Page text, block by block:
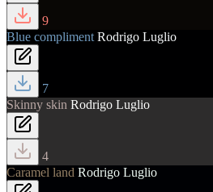
9
Blue compliment Rodrigo Luglio
7
Skinny skin Rodrigo Luglio
4
Caramel land Rodrigo Luglio